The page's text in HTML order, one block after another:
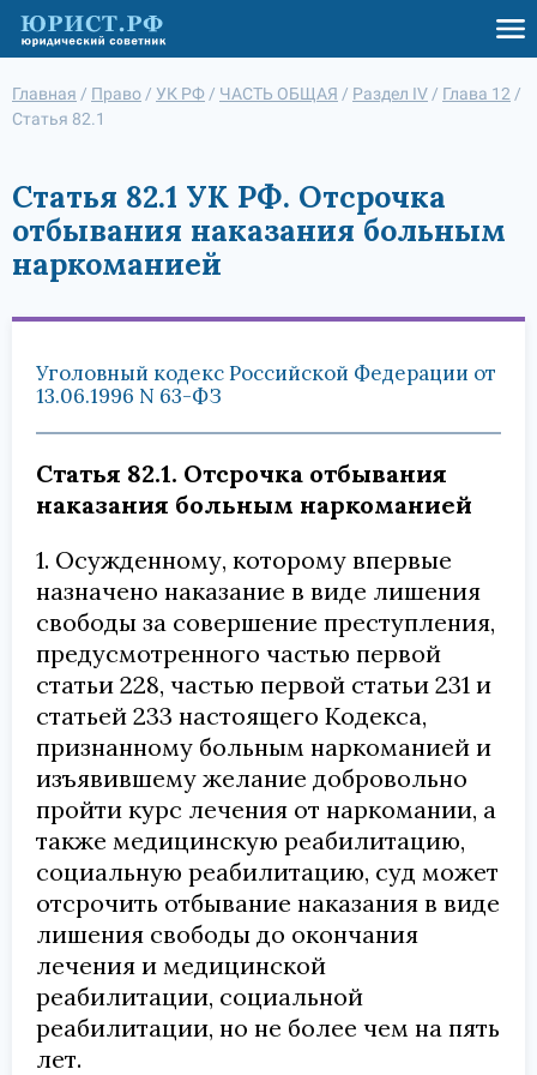
Главная / Право / УК РФ / ЧАСТЬ ОБЩАЯ / Раздел IV / Глава 12 /
Статья 82.1
Статья 82.1 УК РФ. Отсрочка
отбывания наказания больным
наркоманией
Уголовный кодекс Российской Федерации от
13.06.1996 N 63-ФЗ
Статья 82.1. Отсрочка отбывания
наказания больным наркоманией
1. Осужденному, которому впервые
назначено наказание в виде лишения
свободы за совершение преступления,
предусмотренного частью первой
статьи 228, частью первой статьи 231 и
статьей 233 настоящего Кодекса,
признанному больным наркоманией и
изъявившему желание добровольно
пройти курс лечения от наркомании, а
также медицинскую реабилитацию,
социальную реабилитацию, суд может
отсрочить отбывание наказания в виде
лишения свободы до окончания
лечения и медицинской
реабилитации, социальной
реабилитации, но не более чем на пять
лет.